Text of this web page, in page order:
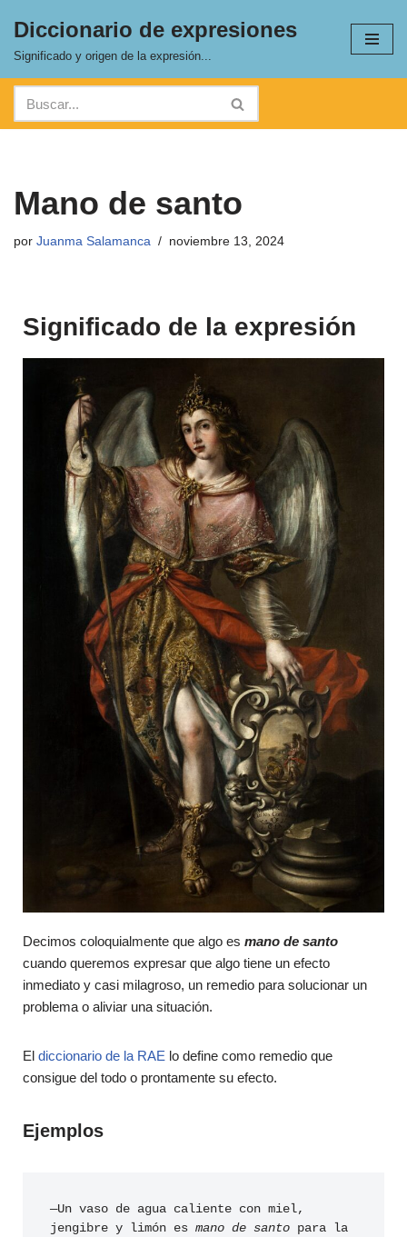
Saltar
contenido
Diccionario de expresiones
Significado y origen de la expresión...
Mano de santo
por Juanma Salamanca noviembre 13, 2024
Significado de la expresión
Decimos coloquialmente que algo es mano de santo
cuando queremos expresar que algo tiene un efecto
inmediato y casi milagroso, un remedio para solucionar un
problema o aliviar una situación.
El diccionario de la RAE lo define como remedio que
consigue del todo o prontamente su efecto.
Ejemplos
—Un vaso de agua caliente con miel,
jengibre y limón es mano de santo para la